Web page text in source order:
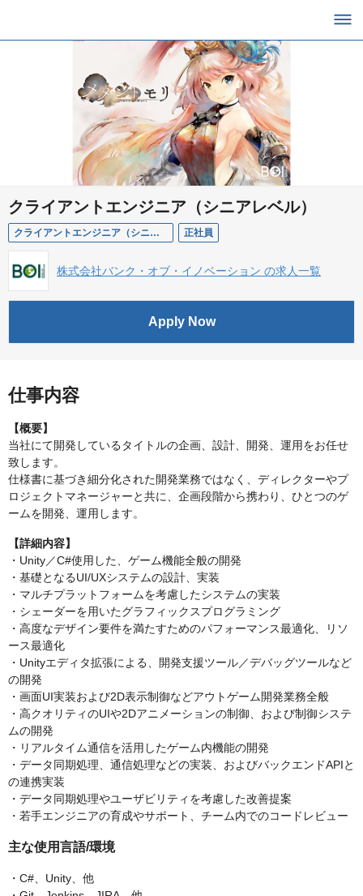
クライアントエンジニア（シニアレベル）
クライアントエンジニア（シニアレベル） 正社員
株式会社バンク・オブ・イノベーション の求人一覧
Apply Now
仕事内容
【概要】
当社にて開発しているタイトルの企画、設計、開発、運用をお任せ
致します。
仕様書に基づき細分化された開発業務ではなく、ディレクターやプ
ロジェクトマネージャーと共に、企画段階から携わり、ひとつのゲ
ームを開発、運用します。
【詳細内容】
・Unity／C#使用した、ゲーム機能全般の開発
・基礎となるUI/UXシステムの設計、実装
・マルチプラットフォームを考慮したシステムの実装
・シェーダーを用いたグラフィックスプログラミング
・高度なデザイン要件を満たすためのパフォーマンス最適化、リソ
ース最適化
・Unityエディタ拡張による、開発支援ツール／デバッグツールなど
の開発
・画面UI実装および2D表示制御などアウトゲーム開発業務全般
・高クオリティのUIや2Dアニメーションの制御、および制御システ
ムの開発
・リアルタイム通信を活用したゲーム内機能の開発
・データ同期処理、通信処理などの実装、およびバックエンドAPIと
の連携実装
・データ同期処理やユーザビリティを考慮した改善提案
・若手エンジニアの育成やサポート、チーム内でのコードレビュー
主な使用言語/環境
・C#、Unity、他